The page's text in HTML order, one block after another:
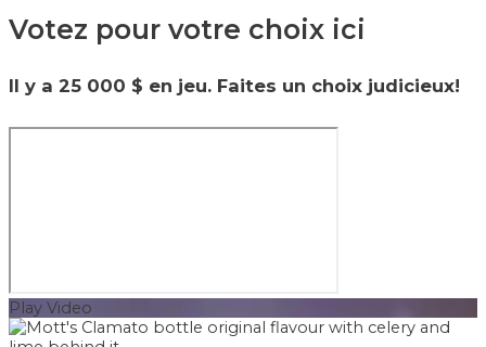
Votez pour votre choix ici
Il y a 25 000 $ en jeu. Faites un choix judicieux!
Play Video